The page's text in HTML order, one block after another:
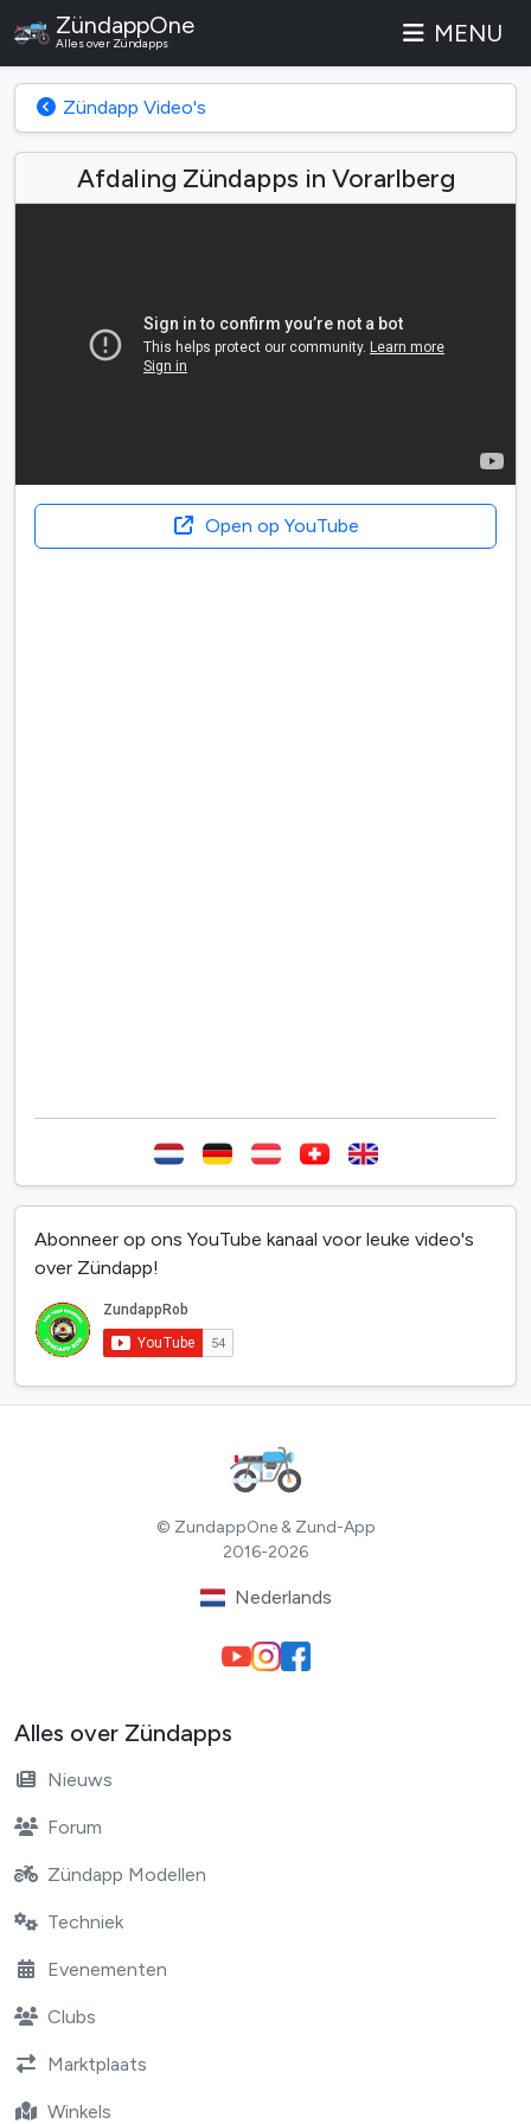
ZündappOne
Alles over Zündapps MENU
Zündapp Video's
Afdaling Zündapps in Vorarlberg
Open op YouTube
Abonneer op ons YouTube kanaal voor leuke video's
over Zündapp!
© ZundappOne & Zund-App
2016-2026
Nederlands
Alles over Zündapps
Nieuws
Forum
Zündapp Modellen
Techniek
Evenementen
Clubs
Marktplaats
Winkels